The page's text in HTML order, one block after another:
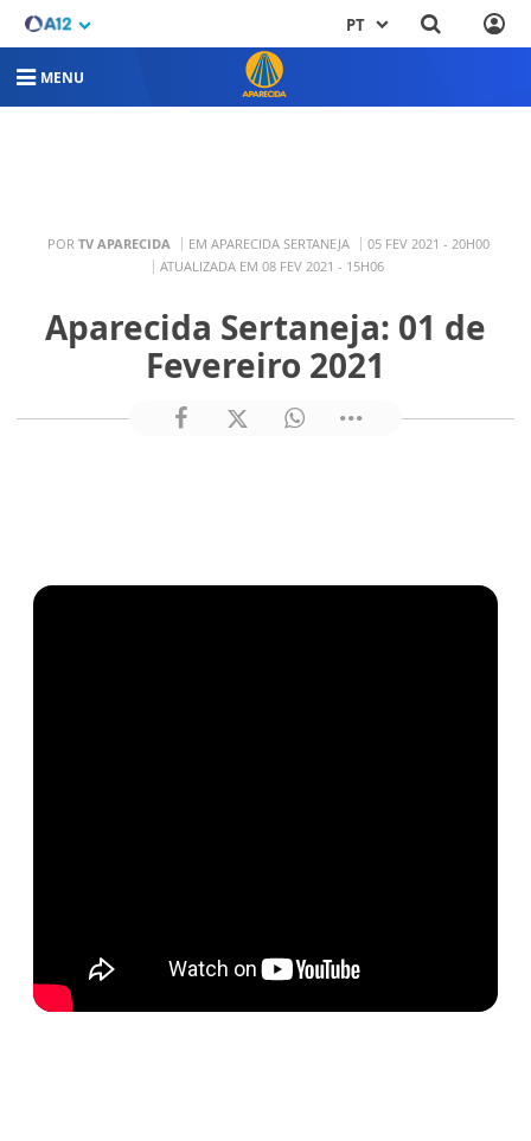
PT
MENU
POR TV APARECIDA EM APARECIDA SERTANEJA
05 FEV 2021 - 20H00
ATUALIZADA EM 08 FEV 2021 - 15H06
Aparecida Sertaneja: 01 de
Fevereiro 2021